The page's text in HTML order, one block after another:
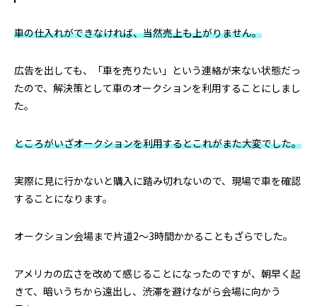
車の仕入れができなければ、当然売上も上がりません。
広告を出しても、「車を売りたい」という連絡が来ない状態だっ
たので、解決策として車のオークションを利用することにしまし
た。
ところがいざオークションを利用するとこれがまた大変でした。
実際に見に行かないと購入に踏み切れないので、現場で車を確認
することになります。
オークション会場まで片道2～3時間かかることもざらでした。
アメリカの広さを改めて感じることになったのですが、朝早く起
きて、暗いうちから遠出し、渋滞を避けながら会場に向かう